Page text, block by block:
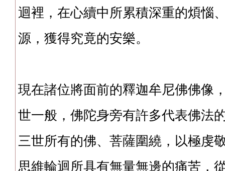
迴裡，在心續中所累積深重的煩惱
源，獲得究竟的安樂。
現在諸位將面前的釋迦牟尼佛佛像
世一般，佛陀身旁有許多代表佛法
三世所有的佛、菩薩圍繞，以極虔
思維輪迴所具有無量無邊的痛苦，